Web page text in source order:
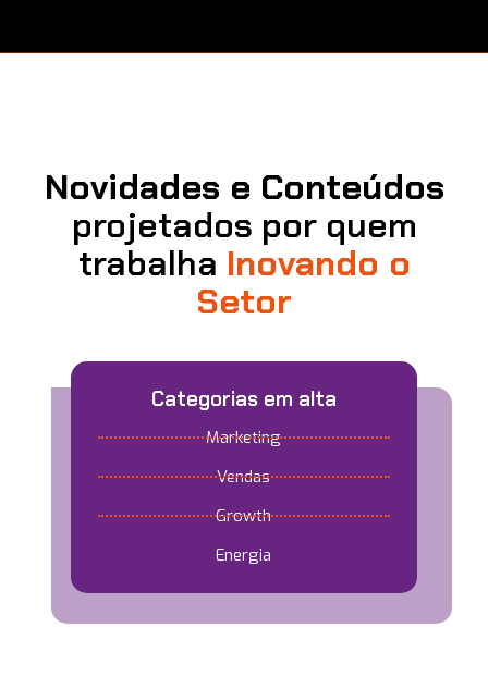
Novidades e Conteúdos
projetados por quem
trabalha Inovando o
Setor
Categorias em alta
Marketing
Vendas
Growth
Energia